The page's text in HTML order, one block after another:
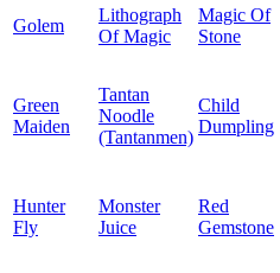
Golem
Lithograph
Of Magic
Magic Of
Stone
Green
Maiden
Tantan
Noodle
(Tantanmen)
Child
Dumpling
Hunter
Fly
Monster
Juice
Red
Gemstone